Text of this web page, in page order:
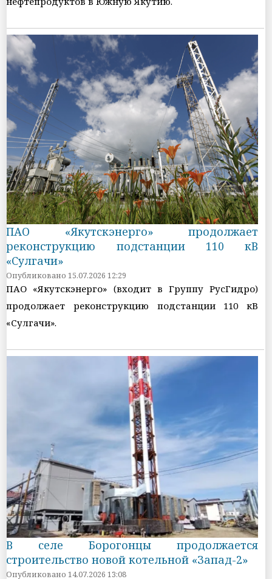
ПАО «Якутскэнерго» продолжает
реконструкцию подстанции 110 кВ
«Сулгачи»
Опубликовано 15.07.2026 12:29
ПАО «Якутскэнерго» (входит в Группу РусГидро)
продолжает реконструкцию подстанции 110 кВ
«Сулгачи».
В селе Борогонцы продолжается
строительство новой котельной «Запад-2»
Опубликовано 14.07.2026 13:08